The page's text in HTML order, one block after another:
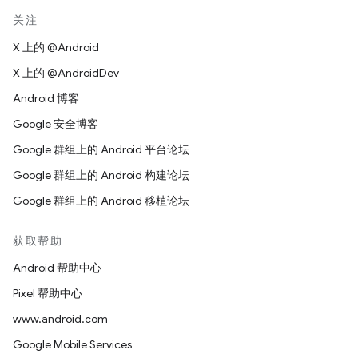
关注
X 上的 @Android
X 上的 @AndroidDev
Android 博客
Google 安全博客
Google 群组上的 Android 平台论坛
Google 群组上的 Android 构建论坛
Google 群组上的 Android 移植论坛
获取帮助
Android 帮助中心
Pixel 帮助中心
www.android.com
Google Mobile Services